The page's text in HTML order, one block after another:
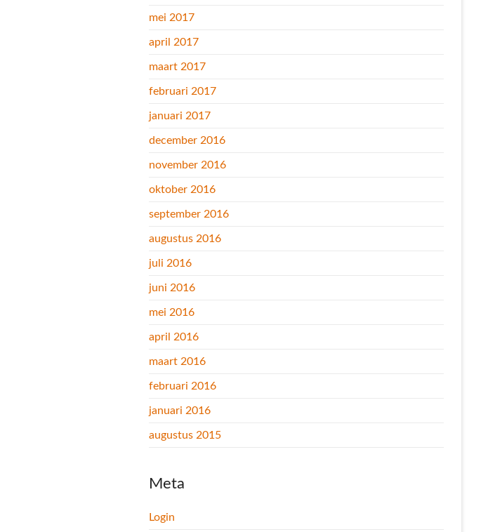
mei 2017
april 2017
maart 2017
februari 2017
januari 2017
december 2016
november 2016
oktober 2016
september 2016
augustus 2016
juli 2016
juni 2016
mei 2016
april 2016
maart 2016
februari 2016
januari 2016
augustus 2015
Meta
Login